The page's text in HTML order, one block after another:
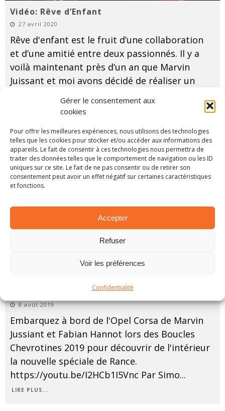
Gérer le consentement aux
cookies
Pour offrir les meilleures expériences, nous utilisons des technologies
telles que les cookies pour stocker et/ou accéder aux informations des
appareils. Le fait de consentir à ces technologies nous permettra de
traiter des données telles que le comportement de navigation ou les ID
uniques sur ce site. Le fait de ne pas consentir ou de retirer son
consentement peut avoir un effet négatif sur certaines caractéristiques
et fonctions.
Accepter
Refuser
Voir les préférences
Confidentialité
Vidéo: Rêve d’Enfant
27 avril 2020
Rêve d'enfant est le fruit d’une collaboration
et d’une amitié entre deux passionnés. Il y a
voilà maintenant près d’un an que Marvin
Juissant et moi avons décidé de réaliser un
Boucles Chevrotines 2019
8 août 2019
Embarquez à bord de l'Opel Corsa de Marvin
Jussiant et Fabian Hannot lors des Boucles
Chevrotines 2019 pour découvrir de l'intérieur
la nouvelle spéciale de Rance.
https://youtu.be/I2HCb1I5Vnc Par Simo...
LIRE PLUS...